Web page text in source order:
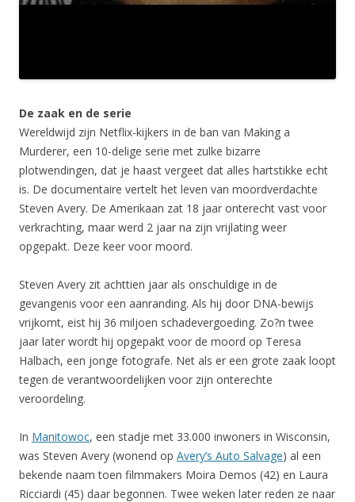
De zaak en de serie
Wereldwijd zijn Netflix-kijkers in de ban van Making a
Murderer, een 10-delige serie met zulke bizarre
plotwendingen, dat je haast vergeet dat alles hartstikke echt
is. De documentaire vertelt het leven van moordverdachte
Steven Avery. De Amerikaan zat 18 jaar onterecht vast voor
verkrachting, maar werd 2 jaar na zijn vrijlating weer
opgepakt. Deze keer voor moord.
Steven Avery zit achttien jaar als onschuldige in de
gevangenis voor een aanranding. Als hij door DNA-bewijs
vrijkomt, eist hij 36 miljoen schadevergoeding. Zo?n twee
jaar later wordt hij opgepakt voor de moord op Teresa
Halbach, een jonge fotografe. Net als er een grote zaak loopt
tegen de verantwoordelijken voor zijn onterechte
veroordeling.
In Manitowoc, een stadje met 33.000 inwoners in Wisconsin,
was Steven Avery (wonend op Avery’s Auto Salvage) al een
bekende naam toen filmmakers Moira Demos (42) en Laura
Ricciardi (45) daar begonnen. Twee weken later reden ze naar